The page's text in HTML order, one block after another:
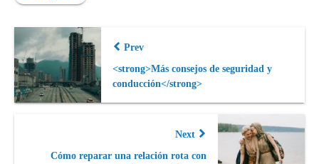
Prev
<strong>Más consejos de seguridad y
conducción</strong>
Next
Cómo reparar una relación rota con